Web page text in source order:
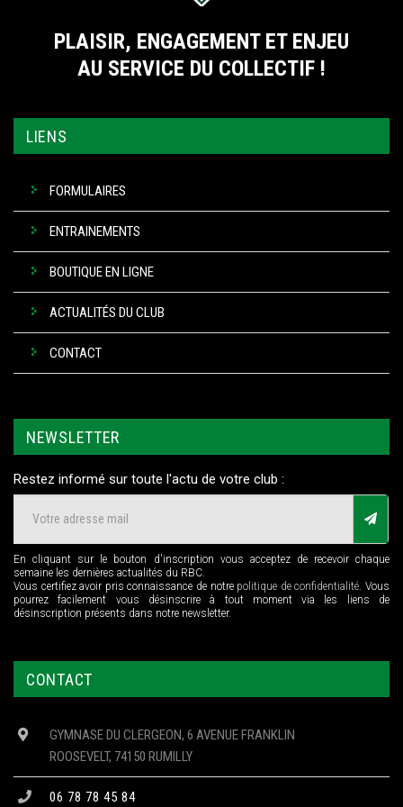
PLAISIR, ENGAGEMENT ET ENJEU
AU SERVICE DU COLLECTIF !
LIENS
FORMULAIRES
ENTRAINEMENTS
BOUTIQUE EN LIGNE
ACTUALITÉS DU CLUB
CONTACT
NEWSLETTER
Restez informé sur toute l'actu de votre club :
En cliquant sur le bouton d'inscription vous acceptez de recevoir chaque
semaine les dernières actualités du RBC.
Vous certifiez avoir pris connaissance de notre politique de confidentialité. Vous
pourrez facilement vous désinscrire à tout moment via les liens de
désinscription présents dans notre newsletter.
CONTACT
GYMNASE DU CLERGEON, 6 AVENUE FRANKLIN
ROOSEVELT, 74150 RUMILLY
06 78 78 45 84